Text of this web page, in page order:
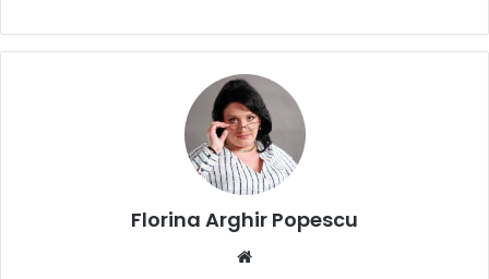
Florina Arghir Popescu